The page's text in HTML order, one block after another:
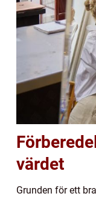
värdet
Grunden för ett